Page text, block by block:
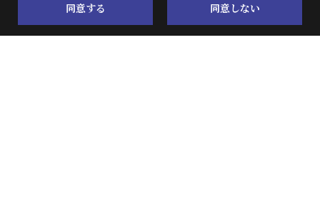
同意する 同意しない